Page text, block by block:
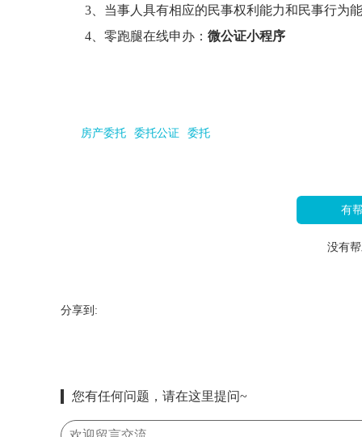
3、当事人具有相应的民事权利能力和民事行为
4、零跑腿在线申办： 微公证小程序
房产委托 委托公证 委托
有
没有
分享到:
您有任何问题，请在这里提问~